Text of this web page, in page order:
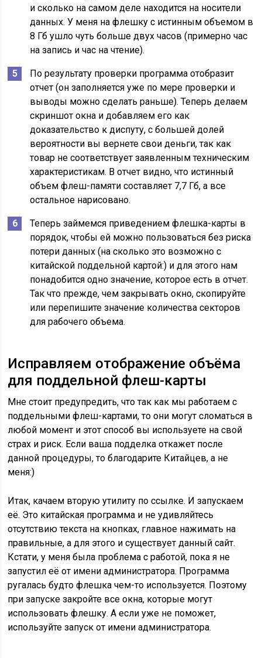
и сколько на самом деле находится на носители
данных. У меня на флешку с истинным объемом в
8 Гб ушло чуть больше двух часов (примерно час
на запись и час на чтение).
По результату проверки программа отобразит
отчет (он заполняется уже по мере проверки и
выводы можно сделать раньше). Теперь делаем
скриншот окна и добавляем его как
доказательство к диспуту, с большей долей
вероятности вы вернете свои деньги, так как
товар не соответствует заявленным техническим
характеристикам. В отчет видно, что истинный
объем флеш-памяти составляет 7,7 Гб, а все
остальное нарисовано.
Теперь займемся приведением флешка-карты в
порядок, чтобы ей можно пользоваться без риска
потери данных (на сколько это возможно с
китайской поддельной картой:) и для этого нам
понадобится одно значение, которое есть в отчет.
Так что прежде, чем закрывать окно, скопируйте
или перепишите значение количества секторов
для рабочего объема.
Исправляем отображение объёма
для поддельной флеш-карты
Мне стоит предупредить, что так как мы работаем с
поддельными флеш-картами, то они могут сломаться в
любой момент и этот способ вы используете на свой
страх и риск. Если ваша подделка откажет после
данной процедуры, то благодарите Китайцев, а не
меня:)
Итак, качаем вторую утилиту по ссылке. И запускаем
её. Это китайская программа и не удивляйтесь
отсутствию текста на кнопках, главное нажимать на
правильные, а для этого и существует данный сайт.
Кстати, у меня была проблема с работой, пока я не
запустил её от имени администратора. Программа
ругалась будто флешка чем-то используется. Поэтому
при запуске закройте все окна, которые могут
использовать флешку. А если уже не поможет,
используйте запуск от имени администратора.